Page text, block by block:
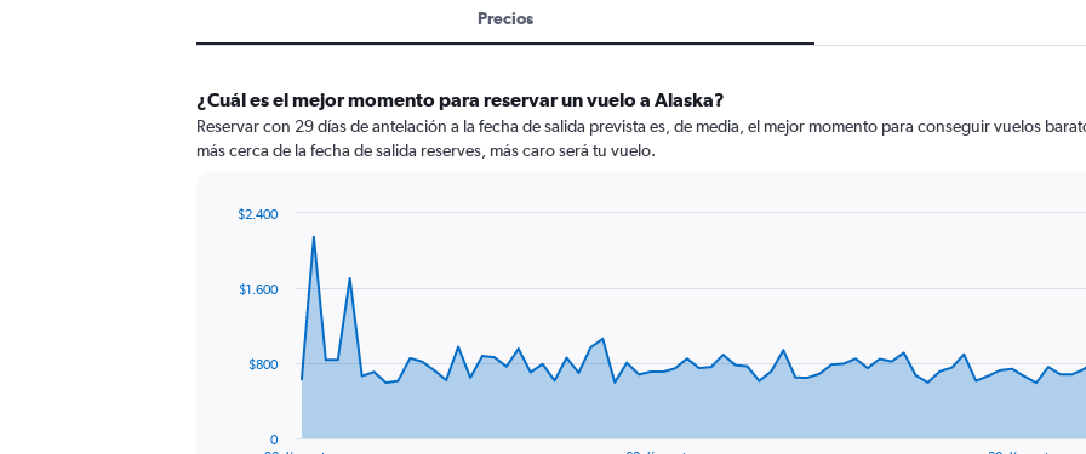
Precios
¿Cuál es el mejor momento para reservar un vuelo a Alaska?
Reservar con 29 días de antelación a la fecha de salida prevista es, de media, el mejor momento para conseguir vuelos
más cerca de la fecha de salida reserves, más caro será tu vuelo.
data
The
0
$800
$1.600
$2.400